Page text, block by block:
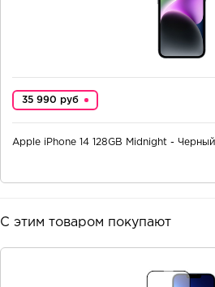
35 990 руб
Apple iPhone 14 128GB Midnight - Черный
С этим товаром покупают